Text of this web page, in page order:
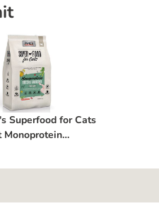
200 g
Superfood for Cats Adult
Superfood for Cats
Monoprotein